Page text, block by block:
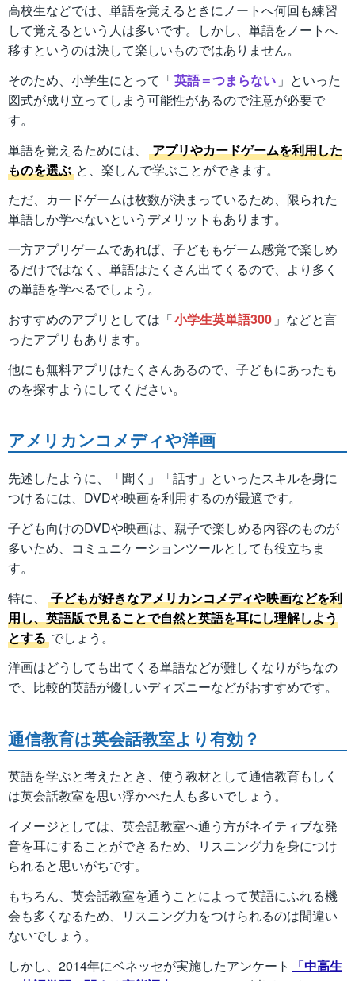
高校生などでは、単語を覚えるときにノートへ何回も練習
して覚えるという人は多いです。しかし、単語をノートへ
移すというのは決して楽しいものではありません。
そのため、小学生にとって「英語＝つまらない 」といった
図式が成り立ってしまう可能性があるので注意が必要で
す。
単語を覚えるためには、
アプリやカードゲームを利用した
ものを選ぶ と、楽しんで学ぶことができます。
ただ、カードゲームは枚数が決まっているため、限られた
単語しか学べないというデメリットもあります。
一方アプリゲームであれば、子どももゲーム感覚で楽しめ
るだけではなく、単語はたくさん出てくるので、より多く
の単語を学べるでしょう。
おすすめのアプリとしては「小学生英単語300 」などと言
ったアプリもあります。
他にも無料アプリはたくさんあるので、子どもにあったも
のを探すようにしてください。
アメリカンコメディや洋画
先述したように、「聞く」「話す」といったスキルを身に
つけるには、DVDや映画を利用するのが最適です。
子ども向けのDVDや映画は、親子で楽しめる内容のものが
多いため、コミュニケーションツールとしても役立ちま
す。
特に、
子どもが好きなアメリカンコメディや映画などを利
用し、英語版で見ることで自然と英語を耳にし理解しよう
とする でしょう。
洋画はどうしても出てくる単語などが難しくなりがちなの
で、比較的英語が優しいディズニーなどがおすすめです。
通信教育は英会話教室より有効？
英語を学ぶと考えたとき、使う教材として通信教育もしく
は英会話教室を思い浮かべた人も多いでしょう。
イメージとしては、英会話教室へ通う方がネイティブな発
音を耳にすることができるため、リスニング力を身につけ
られると思いがちです。
もちろん、英会話教室を通うことによって英語にふれる機
会も多くなるため、リスニング力をつけられるのは間違い
ないでしょう。
しかし、2014年にベネッセが実施したアンケート
「中高生